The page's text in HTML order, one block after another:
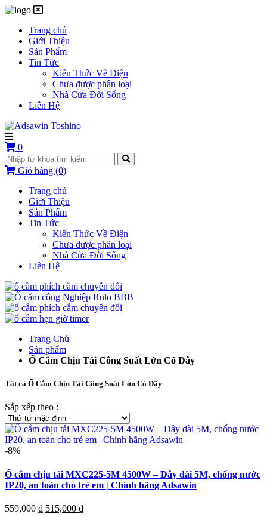
Trang chủ
Giới Thiệu
Sản Phẩm
Tin Tức
Kiến Thức Về Điện
Chưa được phân loại
Nhà Cửa Đời Sống
Liên Hệ
0
Giỏ hàng (0)
Trang chủ
Giới Thiệu
Sản Phẩm
Tin Tức
Kiến Thức Về Điện
Chưa được phân loại
Nhà Cửa Đời Sống
Liên Hệ
Trang Chủ
Sản phẩm
Ổ Cắm Chịu Tải Công Suất Lớn Có Dây
Tất cả Ổ Cắm Chịu Tải Công Suất Lớn Có Dây
Sắp xếp theo :
-8%
Ổ cắm chịu tải MXC225-5M 4500W – Dây dài 5M, chống nước
IP20, an toàn cho trẻ em | Chính hãng Adsawin
559,000₫ Giá
515,000 ₫Giá